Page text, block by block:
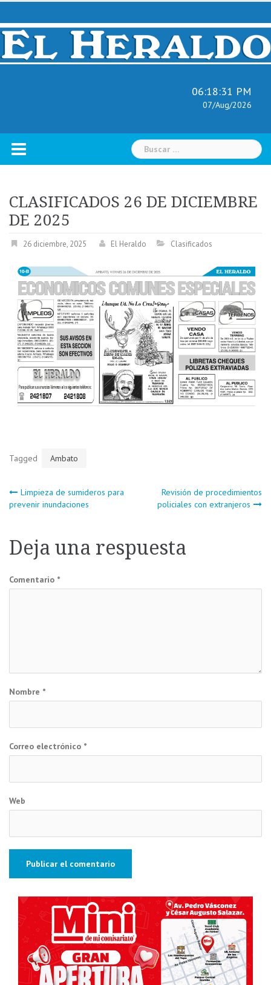
Skip
content
06:18:32 PM
07/Aug/2026
Buscar:
CLASIFICADOS 26 DE DICIEMBRE
DE 2025
26 diciembre, 2025 El Heraldo Clasificados
Tagged Ambato
Navegación
entradas
Limpieza de sumideros para
prevenir inundaciones
Revisión de procedimientos
policiales con extranjeros
Deja una respuesta
Comentario *
Nombre *
Correo electrónico *
Web